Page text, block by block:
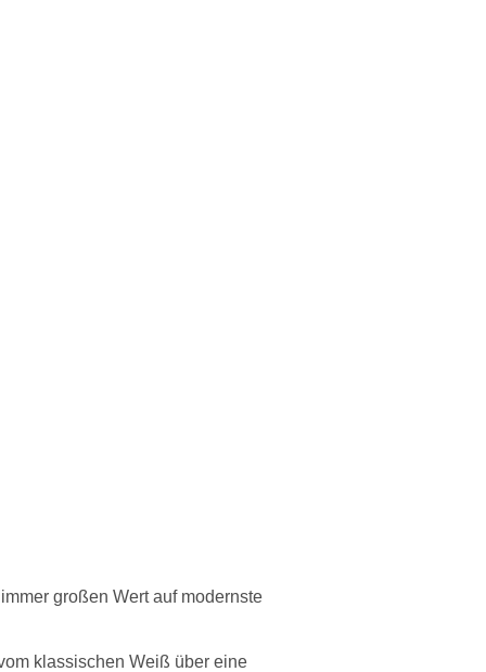
großen Wert auf modernste
klassischen Weiß über eine